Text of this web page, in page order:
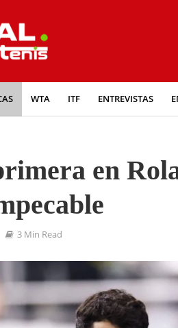
WTA ITF ENTREVISTAS
en
3 Min Read